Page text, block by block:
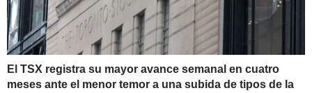
El TSX registra su mayor avance semanal en cuatro
meses ante el menor temor a una subida de tipos de la